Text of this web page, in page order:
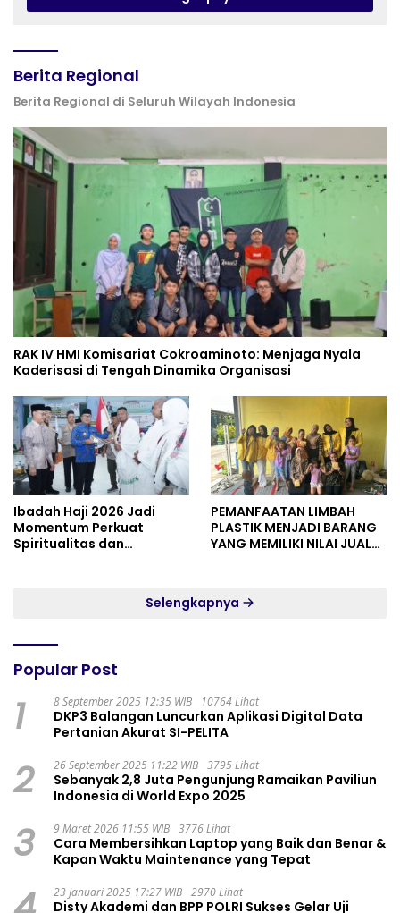
Berita Regional
Berita Regional di Seluruh Wilayah Indonesia
RAK IV HMI Komisariat Cokroaminoto: Menjaga Nyala
Kaderisasi di Tengah Dinamika Organisasi
Ibadah Haji 2026 Jadi
Momentum Perkuat
Spiritualitas dan
PEMANFAATAN LIMBAH
PLASTIK MENJADI BARANG
YANG MEMILIKI NILAI JUAL
Selengkapnya
Popular Post
1 8 September 2025 12:35 WIB 10764 Lihat
DKP3 Balangan Luncurkan Aplikasi Digital Data
Pertanian Akurat SI-PELITA
2 26 September 2025 11:22 WIB 3795 Lihat
Sebanyak 2,8 Juta Pengunjung Ramaikan Paviliun
Indonesia di World Expo 2025
3 9 Maret 2026 11:55 WIB 3776 Lihat
Cara Membersihkan Laptop yang Baik dan Benar &
Kapan Waktu Maintenance yang Tepat
23 Januari 2025 17:27 WIB 2970 Lihat
Disty Akademi dan BPP POLRI Sukses Gelar Uji